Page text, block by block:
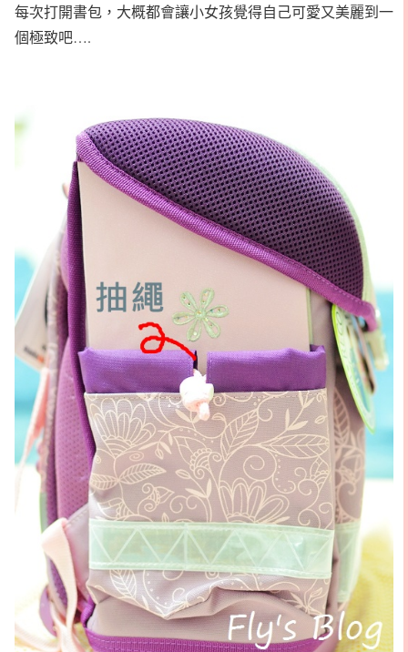
每次打開書包，大概都會讓小女孩覺得自己可愛又美麗到一
個極致吧….